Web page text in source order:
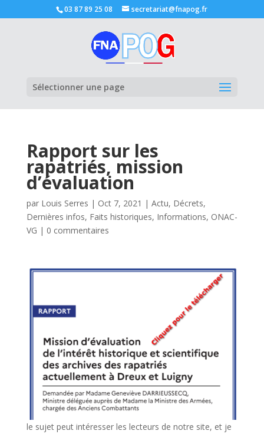
03 87 89 25 08 secretariat@fnapog.fr
Sélectionner une page
Rapport sur les
rapatriés, mission
d’évaluation
par Louis Serres | Oct 7, 2021 | Actu, Décrets,
Dernières infos, Faits historiques, Informations, ONAC-
VG | 0 commentaires
le sujet peut intéresser les lecteurs de notre site, et je